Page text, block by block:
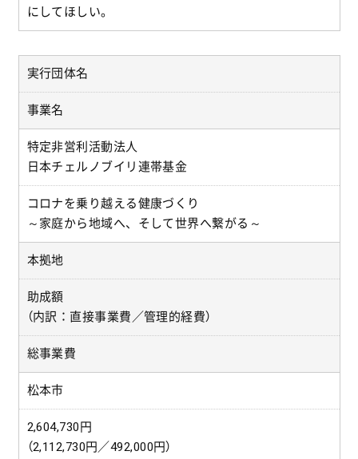
にしてほしい。
実行団体名
事業名
特定非営利活動法人
日本チェルノブイリ連帯基金
コロナを乗り越える健康づくり
～家庭から地域へ、そして世界へ繋がる～
本拠地
助成額
（内訳：直接事業費／管理的経費）
総事業費
松本市
2,604,730円
（2,112,730円／492,000円）